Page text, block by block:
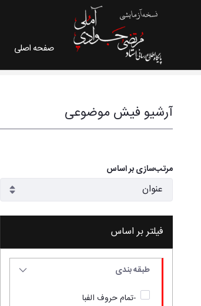
صفحه اصلی
آرشیو فیش موضوعی
مرتب‌سازی بر اساس
فیلتر بر اساس
طبقه بندی
-تمام حروف الفبا